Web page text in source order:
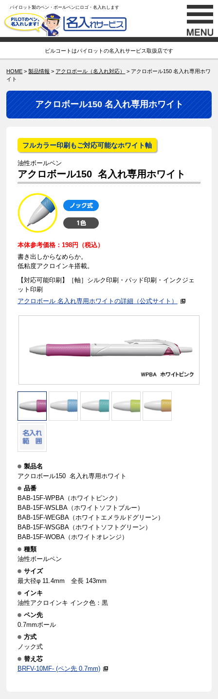
パイロット製のペン・ボールペンにロゴ・名入れします
ビルコートはパイロットの名入れサービス取扱店です
HOME >製品情報 > アクロボール（名入れ対応）
> アクロボール150 名入れ専用ホワ
イト
アクロボール150 名入れ専用ホワイト
フルカラー印刷もご対応可能なホワイト軸
油性ボールペン
アクロボール150 名入れ専用ホワイト
本体参考価格：198円（税込）
書き出しからなめらか。
低粘度アクロインキ搭載。
【対応可能印刷】［軸］シルク印刷・パッド印刷・インクジェ
ット印刷
アクロボール 名入れ専用ホワイトの詳細（公式サイト）
製品名
アクロボール150 名入れ専用ホワイト
品番
BAB-15F-WPBA（ホワイトピンク）
BAB-15F-WSLBA（ホワイトソフトブルー）
BAB-15F-WEGBA（ホワイトエメラルドグリーン）
BAB-15F-WSGBA（ホワイトソフトグリーン）
BAB-15F-WOBA（ホワイトオレンジ）
種類
油性ボールペン
サイズ
最大径φ 11.4mm 全長 143mm
インキ
油性アクロインキ インク色：黒
ペン先
0.7mmボール
方式
ノック式
替え芯
BRFV-10MF- (ペン先 0.7mm)